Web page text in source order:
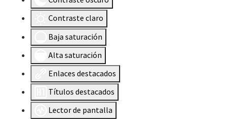
Contraste claro
Baja saturación
Alta saturación
Enlaces destacados
Títulos destacados
Lector de pantalla